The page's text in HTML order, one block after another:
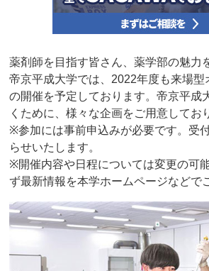
薬剤師を目指す皆さん、薬学部の魅力
帝京平成大学では、2022年度も来場型
の開催を予定しております。帝京平成
くために、様々な企画をご用意してお
※参加には事前申込みが必要です。受
らせいたします。
※開催内容や日程については変更の可
ず最新情報を本学ホームページなどで